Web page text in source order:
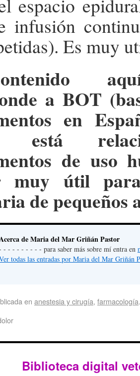
espacio
infusión
Es muy
a BOT
en
está
de uso
muy útil
de pequeños
de Maria del Mar Griñán Pastor
- - - - - - - - - para saber más sobre mí entra en
todas las entradas por Maria del Mar Griñán
en anestesia y cirugía, farmacología
Biblioteca digital